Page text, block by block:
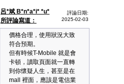
呂*斌 B*n*a*i* *u*
所評論寫道：
評論日期:
2025-02-03
價格合理，使用狀況大致
符合預期。
但有時候T-Mobile 就是會
卡頓，讀取頁面就一直轉
到你懷疑人生，甚至是在
mall 裡面，應該是電信業